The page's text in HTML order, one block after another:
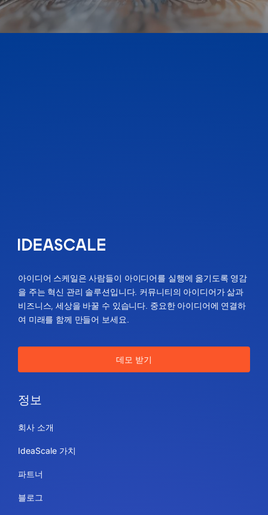
아이디어 스케일은 사람들이 아이디어를 실행에 옮기도록 영감
을 주는 혁신 관리 솔루션입니다. 커뮤니티의 아이디어가 삶과
비즈니스, 세상을 바꿀 수 있습니다. 중요한 아이디어에 연결하
여 미래를 함께 만들어 보세요.
데모 받기
정보
회사 소개
IdeaScale 가치
파트너
블로그